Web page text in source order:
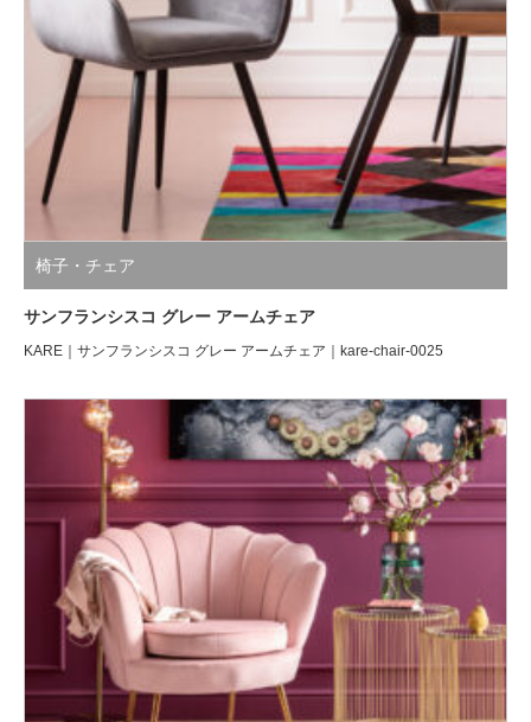
椅子・チェア
サンフランシスコ グレー アームチェア
KARE｜サンフランシスコ グレー アームチェア｜kare-chair-0025